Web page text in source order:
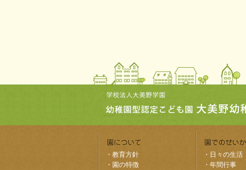
・ 教育方針
・ 園の特徴
・ 日々の生活
・ 年間行事